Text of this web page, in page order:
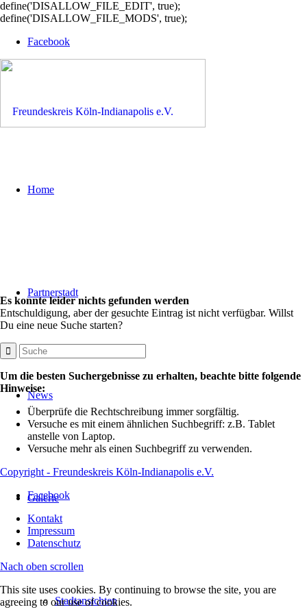
define('DISALLOW_FILE_EDIT', true);
define('DISALLOW_FILE_MODS', true);
Facebook
Home
Partnerstadt
News
Galerie
Stadtansichten
Es konnte leider nichts gefunden werden
Entschuldigung, aber der gesuchte Eintrag ist nicht verfügbar. Willst
Du eine neue Suche starten?
Um die besten Suchergebnisse zu erhalten, beachte bitte folgende
Hinweise:
Überprüfe die Rechtschreibung immer sorgfältig.
Versuche es mit einem ähnlichen Suchbegriff: z.B. Tablet
anstelle von Laptop.
Versuche mehr als einen Suchbegriff zu verwenden.
Copyright - Freundeskreis Köln-Indianapolis e.V.
Facebook
Kontakt
Impressum
Datenschutz
Nach oben scrollen
This site uses cookies. By continuing to browse the site, you are
agreeing to our use of cookies.